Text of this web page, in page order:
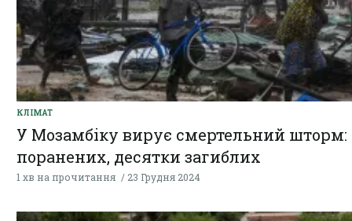
КЛІМАТ
У Мозамбіку вирує смертельний шторм:
поранених, десятки загиблих
1 хв на прочитання 23 Грудня 2024